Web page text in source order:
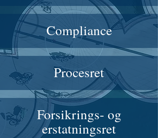
Compliance
Procesret
Forsikrings- og
erstatningsret